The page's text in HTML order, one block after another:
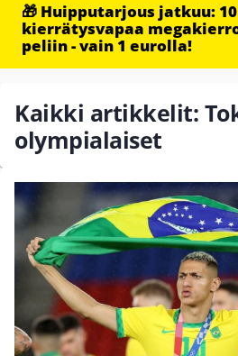
🎁 Huipputarjous jatkuu:
kierrätysvapaa
peliin - vain 1 eurolla!
Kaikki artikkelit:
olympialaiset